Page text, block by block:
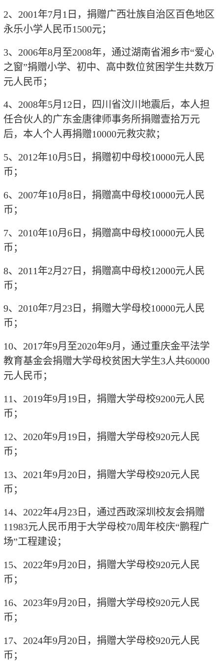
2、 2001年7月 1 日，捐赠广西壮族自治区百色地区
永乐小学人民币1500元；
3、 2006年8月至2008年，通过湖南省湘乡市“爱心
之窗”捐赠小学、初中、高中数位贫困学生共数万
元人民币；
4、 2008年5月 12 日，四川省汶川地震后，本人担
任合伙人的广东金唐律师事务所捐赠壹拾万元
后，本人个人再捐赠10000元救灾款；
5、 2012年10月 5 日，捐赠初中母校10000元人民
币；
6、 2007年10月 8 日，捐赠高中母校10000元人民
币；
7、 2010年10月 6 日，捐赠高中母校10000元人民
币；
8、 2011年2月 27 日，捐赠高中母校12000元人民
币；
9、 2010年7月 23 日，捐赠大学母校10000元人民
币；
10、 2017年9月至2020年9月，通过重庆金平法学
教育基金会捐赠大学母校贫困大学生3人共60000
元人民币；
11、 2019年9月 19 日，捐赠大学母校9200元人民
币；
12、 2020年9月 19 日，捐赠大学母校920元人民
币；
13、 2021年9月 20 日，捐赠大学母校920元人民
币；
14、 2022年4月 23 日，通过西政深圳校友会捐赠
11983元人民币用于大学母校70周年校庆“鹏程广
场”工程建设；
15、 2022年9月 20 日，捐赠大学母校920元人民
币；
16、 2023年9月 20 日，捐赠大学母校920元人民
币；
17、 2024年9月 20 日，捐赠大学母校920元人民
币；